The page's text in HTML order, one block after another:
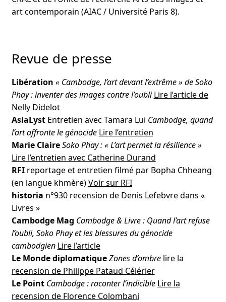
art contemporain (AIAC / Université Paris 8).
Revue de presse
Libération « Cambodge, l’art devant l’extrême » de Soko
Phay : inventer des images contre l’oubli Lire l’article de
Nelly Didelot
AsiaLystEntretien avec Tamara Lui Cambodge, quand
l’art affronte le génocide Lire l’entretien
Marie ClaireSoko Phay : « L’art permet la résilience »
Lire l’entretien avec Catherine Durand
RFIreportage et entretien filmé par Bopha Chheang
(en langue khmère)Voir sur RFI
historia n°930 recension de Denis Lefebvre dans «
Livres »
Cambodge Mag Cambodge & Livre : Quand l’art refuse
l’oubli, Soko Phay et les blessures du génocide
cambodgien Lire l’article
Le Monde diplomatiqueZones d’ombre lire la
recension de Philippe Pataud Célérier
Le Point Cambodge : raconter l’indicible Lire la
recension de Florence Colombani